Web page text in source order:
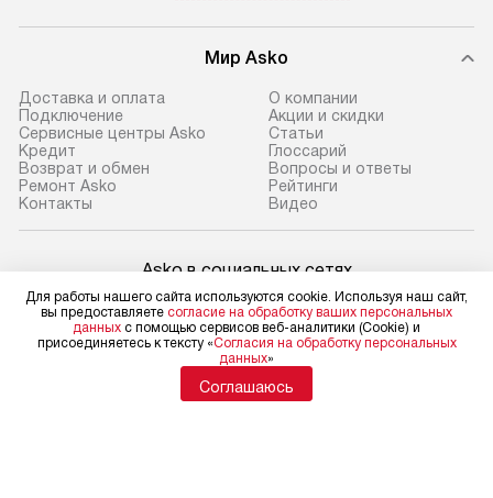
Мир Asko
Доставка и оплата
Подключение
Сервисные центры Asko
Кредит
Возврат и обмен
Ремонт Asko
Контакты
О компании
Акции и скидки
Статьи
Глоссарий
Вопросы и ответы
Рейтинги
Видео
Asko в социальных сетях
Для физических лиц
shop@asko-russia.ru
Для юридических лиц
Для работы нашего сайта используются cookie. Используя наш сайт,
вы предоставляете согласие на обработку ваших персональных
данных с помощью сервисов веб-аналитики (Cookie) и
присоединяетесь к тексту «Согласия на обработку персональных
данных»
Соглашаюсь